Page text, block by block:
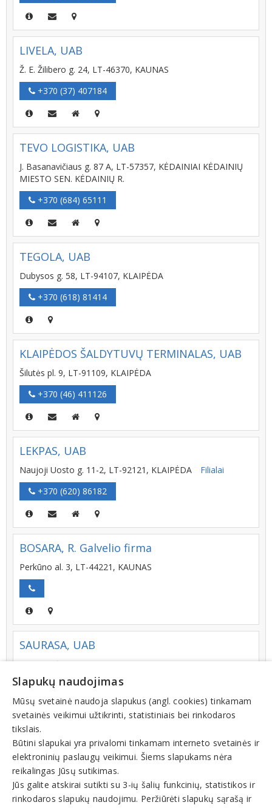
LIVELA, UAB
Ž. E. Žilibero g. 24, LT-46370, KAUNAS
+370 (37) 407184
TEVO LOGISTIKA, UAB
J. Basanavičiaus g. 87 A, LT-57357, KĖDAINIAI KĖDAINIŲ
MIESTO SEN. KĖDAINIŲ R.
+370 (684) 65111
TEGOLA, UAB
Dubysos g. 58, LT-94107, KLAIPĖDA
+370 (618) 81414
KLAIPĖDOS ŠALDYTUVŲ TERMINALAS, UAB
Šilutės pl. 9, LT-91109, KLAIPĖDA
+370 (46) 411126
LEKPAS, UAB
Naujoji Uosto g. 11-2, LT-92121, KLAIPĖDA
Filialai
+370 (620) 86182
BOSARA, R. Galvelio firma
Perkūno al. 3, LT-44221, KAUNAS
SAURASA, UAB
Draugystės g. 19, LT-51230, KAUNAS
+370 (37) 453787
FIRST LOGISTICS, UAB
Dubysos g. 25 A, LT-91181, KLAIPĖDA
+370 (46) 319912
Slapukų naudojimas
Mūsų svetainė naudoja slapukus (angl. cookies) tinkamam
svetainės veikimui užtikrinti, statistiniais bei rinkodaros
tikslais.
Būtini slapukai yra privalomi tinkamam interneto svetainės ir
elektroninių paslaugų veikimui. Šiems slapukams nėra
reikalingas Jūsų sutikimas.
Jūs galite atskirai sutikti su 3-ių šalių funkcinių, statistikos ir
rinkodaros slapukų naudojimu. Peržiūrėti slapukų sąrašą ir